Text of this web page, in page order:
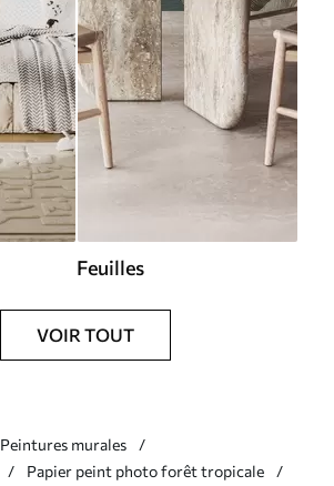
Feuilles
VOIR TOUT
Peintures murales
Papier peint photo forêt tropicale